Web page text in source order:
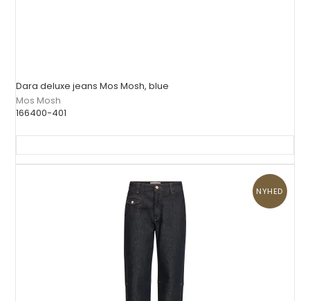
Dara deluxe jeans Mos Mosh, blue
Mos Mosh
166400-401
NYHED